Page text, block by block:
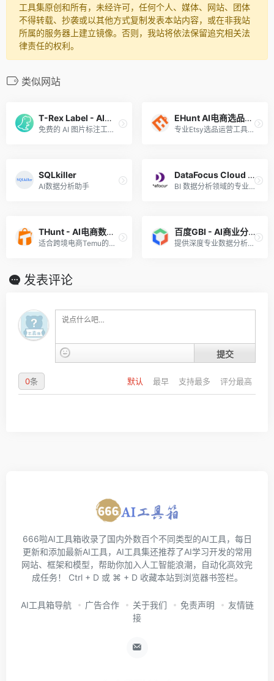
工具集原创和所有，未经许可，任何个人、媒体、网站、团体
不得转载、抄袭或以其他方式复制发表本站内容，或在非我站
所属的服务器上建立镜像。否则，我站将依法保留追究相关法
律责任的权利。
类似网站
T-Rex Label - AI图片标注
免费的 AI 图片标注工具，帮助用户节省99%以上的标注时间和工作量
EHunt AI电商选品运营
专业Etsy选品运营工具，帮助卖家全面剖析Etsy产品数据
SQLkiller
AI数据分析助手
DataFocus Cloud 数据分析AI
BI 数据分析领域的专业AI工具
THunt - AI电商数据分析
适合跨境电商Temu的专业AI选品数据分析工具
百度GBI - AI商业分析
提供深度专业数据分析的AI商业分析助手
发表评论
提交
默认 最早 支持最多 评分最高
0条
666啦AI工具箱收录了国内外数百个不同类型的AI工具，每日
更新和添加最新AI工具，AI工具集还推荐了AI学习开发的常用
网站、框架和模型，帮助你加入人工智能浪潮，自动化高效完
成任务！ Ctrl + D 或 ⌘ + D 收藏本站到浏览器书签栏。
AI工具箱导航 广告合作 关于我们 免责声明
友情链
接